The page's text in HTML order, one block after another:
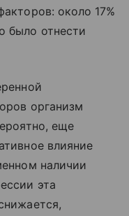
около 17%
было отнести
организм
еще
влияние
наличии
эта